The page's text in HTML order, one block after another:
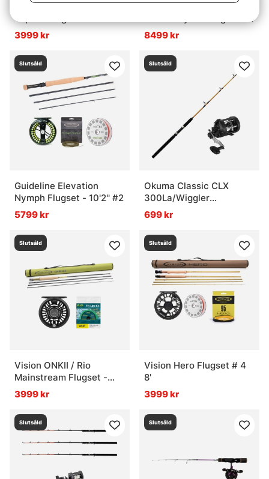
Loop Trak Allround
Taper+ Flugset - 10'0'' #5
3999 kr
Guideline LPX Coastal /
9' #9
8499 kr
Slutsåld
Guideline Elevation
Nymph Flugset - 10'2'' #2
5799 kr
Slutsåld
Okuma Classic CLX
300La/Wiggler
ismetespö Strong 118,5
cm (rött) Combo
699 kr
Slutsåld
Vision ONKII / Rio
Mainstream Flugset -
7'6'' #3
3999 kr
Slutsåld
Vision Hero Flugset # 4
8'
3999 kr
Slutsåld Slutsåld